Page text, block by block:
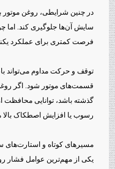
در چنین شرایطی، روغن موتور
سایش آن‌ها جلوگیری کند. اما
فرصت کمتری برای عملکرد
توقف و حرکت مداوم
قسمت‌های موتور شود. اگر
گذشته باشد، توانایی
رسوب یا افزایش اصطکاک بالا
مسیرهای کوتاه و استارت‌های
یکی از مهم‌ترین عوامل فشار